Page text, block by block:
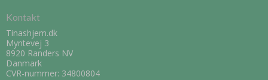
Kontakt
Tinashjem.dk
Myntevej 3
8920 Randers NV
Danmark
CVR-nummer: 34800804